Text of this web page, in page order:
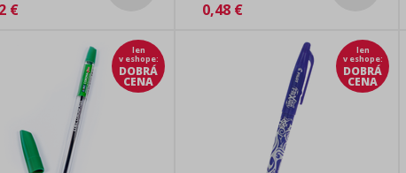
€ 0,48 €
len
v eshope:
DOBRÁ
CENA
len
v eshope:
DOBRÁ
CENA